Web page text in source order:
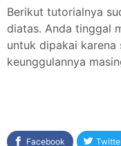
Berikut tutorialnya
diatas. Anda tinggal
untuk dipakai
keunggulannya
Facebook